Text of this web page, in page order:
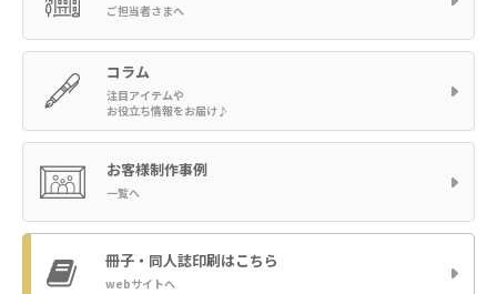
ご担当者さまへ
コラム
注目アイテムや
お役立ち情報をお届け♪
お客様制作事例
一覧へ
冊子・同人誌印刷はこちら
webサイトへ